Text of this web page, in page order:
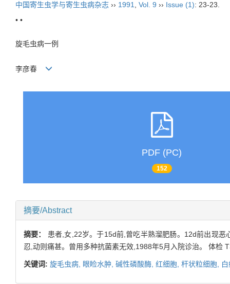
中国寄生虫学与寄生虫病杂志 ›› 1991 Vol. 9 ›› Issue (1): 23-23.
• •
旋毛虫病一例
李彦春
PDF (PC)
152
摘要/Abstract
摘要： 患者,女,22岁。于15d前,曾吃半熟溜肥肠。12d前出现
忍,动则痛甚。曾用多种抗菌素无效,1988年5月入院诊治。 体
关键词: 旋毛虫病, 眼睑水肿, 碱性磷酸酶, 红细胞, 杆状粒细胞,